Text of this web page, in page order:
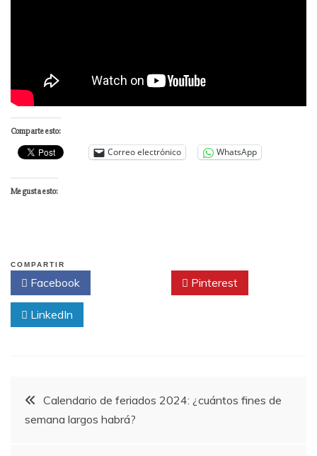
Comparte esto:
Correo electrónico WhatsApp
Me gusta esto:
COMPARTIR
Facebook Pinterest
LinkedIn
Navegación
de
Calendario de feriados 2024: ¿cuántos fines de
semana largos habrá?